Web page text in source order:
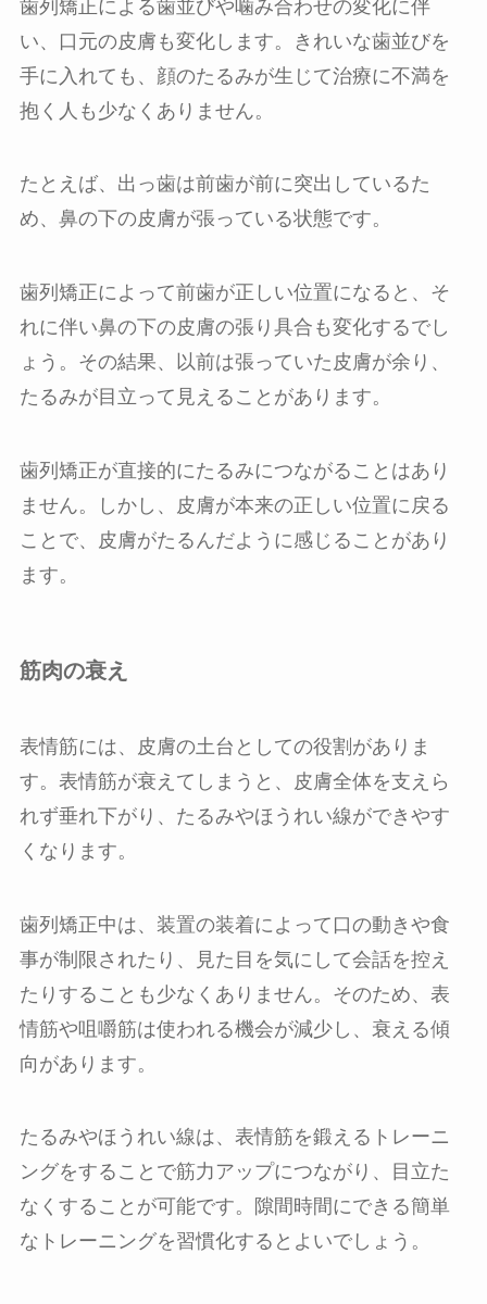
歯列矯正による歯並びや噛み合わせの変化に伴
い、口元の皮膚も変化します。きれいな歯並びを
手に入れても、顔のたるみが生じて治療に不満を
抱く人も少なくありません。
たとえば、出っ歯は前歯が前に突出しているた
め、鼻の下の皮膚が張っている状態です。
歯列矯正によって前歯が正しい位置になると、そ
れに伴い鼻の下の皮膚の張り具合も変化するでし
ょう。その結果、以前は張っていた皮膚が余り、
たるみが目立って見えることがあります。
歯列矯正が直接的にたるみにつながることはあり
ません。しかし、皮膚が本来の正しい位置に戻る
ことで、皮膚がたるんだように感じることがあり
ます。
筋肉の衰え
表情筋には、皮膚の土台としての役割がありま
す。表情筋が衰えてしまうと、皮膚全体を支えら
れず垂れ下がり、たるみやほうれい線ができやす
くなります。
歯列矯正中は、装置の装着によって口の動きや食
事が制限されたり、見た目を気にして会話を控え
たりすることも少なくありません。そのため、表
情筋や咀嚼筋は使われる機会が減少し、衰える傾
向があります。
たるみやほうれい線は、表情筋を鍛えるトレーニ
ングをすることで筋力アップにつながり、目立た
なくすることが可能です。隙間時間にできる簡単
なトレーニングを習慣化するとよいでしょう。